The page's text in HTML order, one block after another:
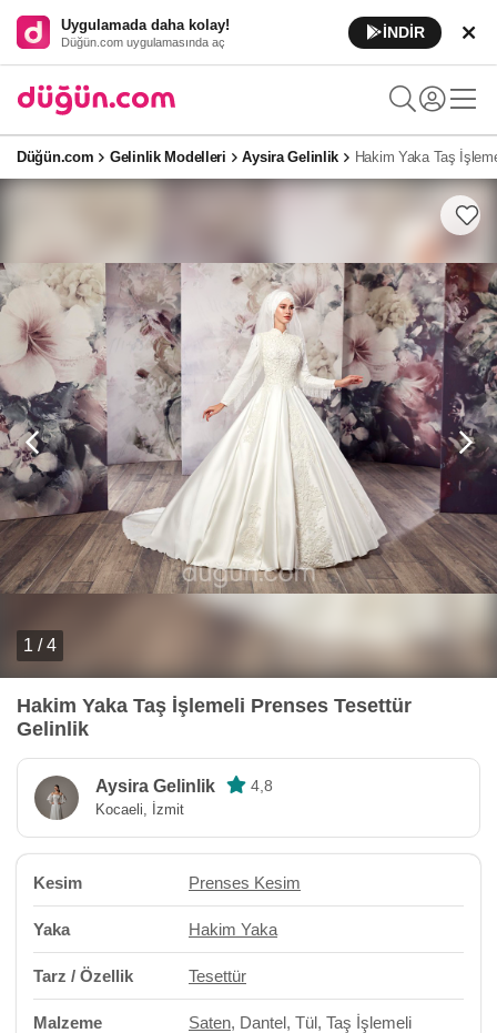
Uygulamada daha kolay!
Düğün.com uygulamasında aç
İNDİR
Düğün.com Gelinlik Modelleri Aysira Gelinlik Hakim Yaka Taş
1 / 4
Hakim Yaka Taş İşlemeli Prenses Tesettür
Gelinlik
Aysira Gelinlik 4,8
Kocaeli, İzmit
Kesim Prenses Kesim
Yaka Hakim Yaka
Tarz / Özellik Tesettür
Malzeme Saten, Dantel, Tül, Taş İşlemeli